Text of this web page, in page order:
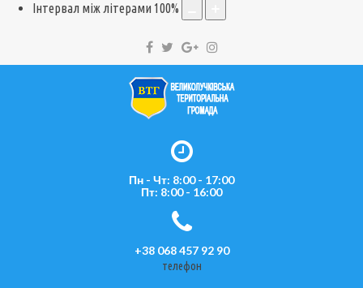
Інтервал між літерами 100%
Пн - Чт: 8:00 - 17:00
Пт: 8:00 - 16:00
+38 068 457 92 90
телефон